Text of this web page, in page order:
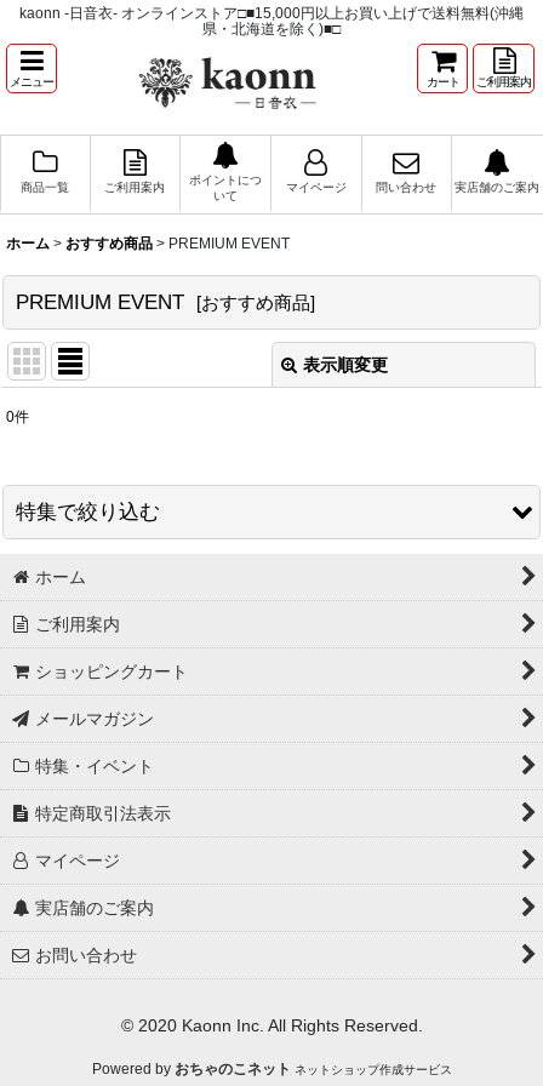
kaonn -日音衣- オンラインストア□■15,000円以上お買い上げで送料無料(沖縄
県・北海道を除く)■□
メニュー カート ご利用案内
商品一覧 ご利用案内
ポイントにつ
いて
マイページ 問い合わせ 実店舗のご案内
ホーム > おすすめ商品 > PREMIUM EVENT
PREMIUM EVENT [おすすめ商品]
表示順変更
並び順 :
0件
特集で絞り込む
ローズカラー加工済みの長襦袢・替え衿
アバカ帯
ホーム
ご利用案内
ショッピングカート
メールマガジン
特集・イベント
特定商取引法表示
マイページ
実店舗のご案内
お問い合わせ
© 2020 Kaonn Inc. All Rights Reserved.
Powered by おちゃのこネット ネットショップ作成サービス